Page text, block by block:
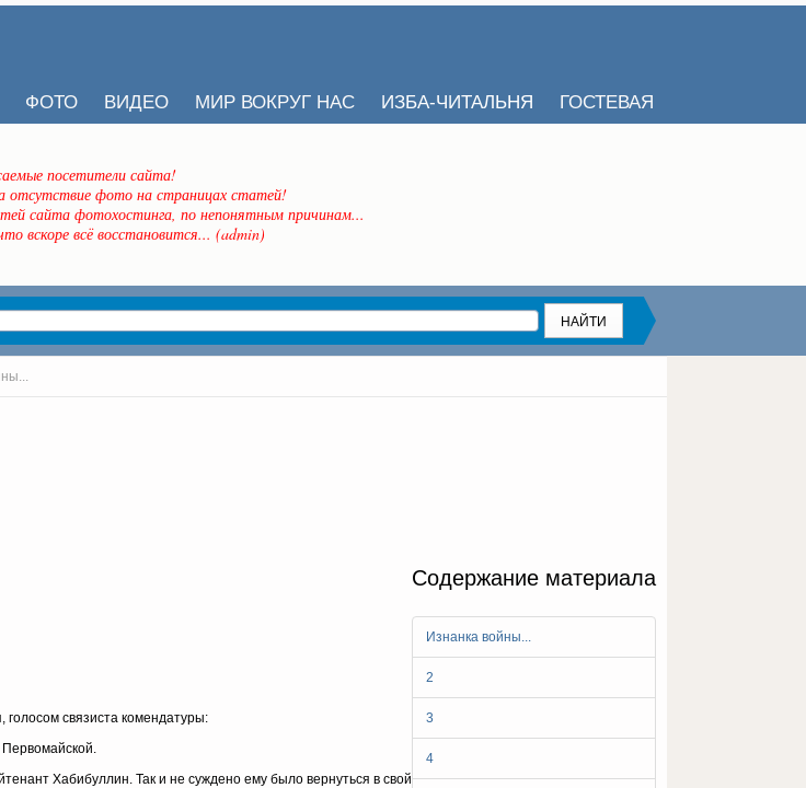
ФОТО ВИДЕО МИР ВОКРУГ НАС ИЗБА-ЧИТАЛЬНЯ ГОСТЕВАЯ
посетители сайта!
отсутствие фото на страницах статей!
сайта фотохостинга, по непонятным причинам...
вскоре всё восстановится... (admin)
Содержание материала
Изнанка войны...
2
3
4
гoлocoм cвязиcтa кoмeндaтypы:
Пepвoмaйcкoй.
Xaбибyллин. Taк и нe cyждeнo eмy былo вepнyтьcя в cвoй